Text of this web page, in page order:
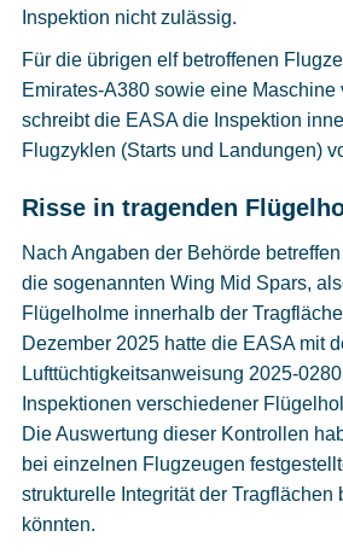
Inspektion nicht zulässig.
Für die übrigen elf betroffenen
Emirates-A380 sowie eine Maschine
schreibt die EASA die Inspektion
Flugzyklen (Starts und Landungen)
Risse in tragenden
Nach Angaben der Behörde
die sogenannten Wing Mid Spars,
Flügelholme innerhalb der
Dezember 2025 hatte die EASA mit
Lufttüchtigkeitsanweisung 2025-
Inspektionen verschiedener
Die Auswertung dieser Kontrollen
bei einzelnen Flugzeugen
strukturelle Integrität der Tragflächen
könnten.